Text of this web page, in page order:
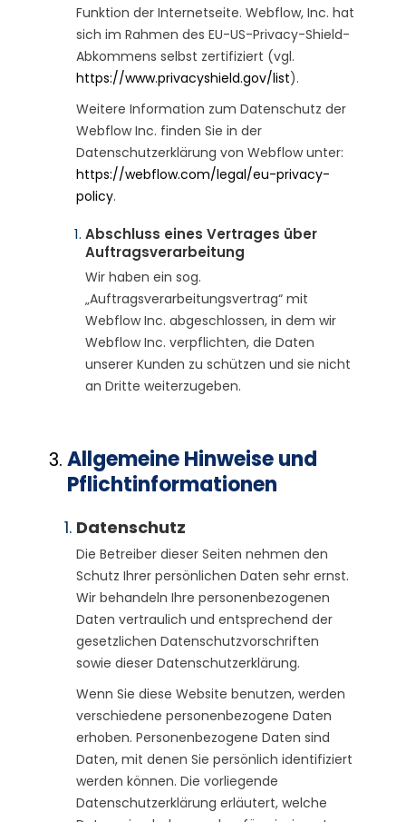
Funktion der Internetseite. Webflow, Inc. hat
sich im Rahmen des EU-US-Privacy-Shield-
Abkommens selbst zertifiziert (vgl.
https://www.privacyshield.gov/list).
Weitere Information zum Datenschutz der
Webflow Inc. finden Sie in der
Datenschutzerklärung von Webflow unter:
https://webflow.com/legal/eu-privacy-
policy.
Abschluss eines Vertrages über
Auftragsverarbeitung
Wir haben ein sog.
„Auftragsverarbeitungsvertrag“ mit
Webflow Inc. abgeschlossen, in dem wir
Webflow Inc. verpflichten, die Daten
unserer Kunden zu schützen und sie nicht
an Dritte weiterzugeben.
Allgemeine Hinweise und
Pflicht­informa­tionen
Datenschutz
Die Betreiber dieser Seiten nehmen den
Schutz Ihrer persönlichen Daten sehr ernst.
Wir behandeln Ihre personenbezogenen
Daten vertraulich und entsprechend der
gesetzlichen Datenschutzvorschriften
sowie dieser Datenschutzerklärung.
Wenn Sie diese Website benutzen, werden
verschiedene personenbezogene Daten
erhoben. Personenbezogene Daten sind
Daten, mit denen Sie persönlich identifiziert
werden können. Die vorliegende
Datenschutzerklärung erläutert, welche